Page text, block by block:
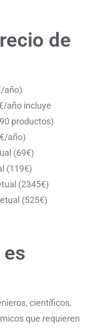
de
año)
año incluye
productos)
año)
(69€)
(119€)
(2345€)
(525€)
científicos,
que requieren